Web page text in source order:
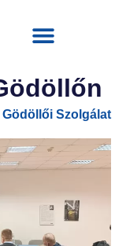
Gödöllői Szolgálat